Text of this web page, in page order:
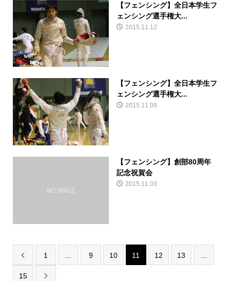
【フェンシング】全日本学生フ
ェンシング選手権大...
2015.11.12
【フェンシング】全日本学生フ
ェンシング選手権大...
2015.11.09
【フェンシング】創部80周年
記念祝賀会
2015.11.03
 1 9 10 11 12 13
15 